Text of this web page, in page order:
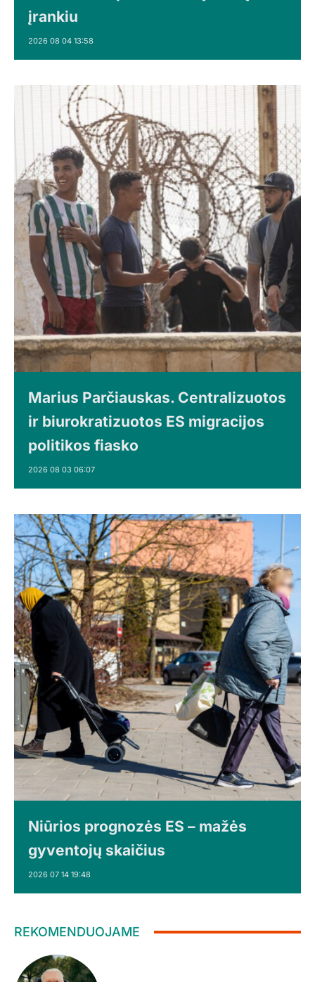
įrankiu
2026 08 04 13:58
Marius Parčiauskas. Centralizuotos
ir biurokratizuotos ES migracijos
politikos fiasko
2026 08 03 06:07
Niūrios prognozės ES – mažės
gyventojų skaičius
2026 07 14 19:48
REKOMENDUOJAME